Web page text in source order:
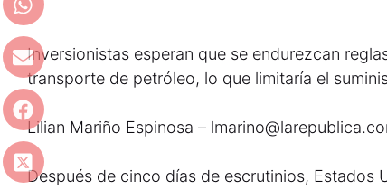
Inversionistas esperan que se endurezcan
transporte de petróleo, lo que limitaría el
Lilian Mariño Espinosa –
Después de cinco días de escrutinios, Estados